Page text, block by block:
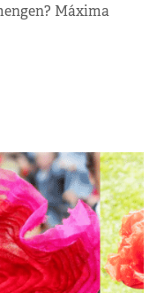
Máxima